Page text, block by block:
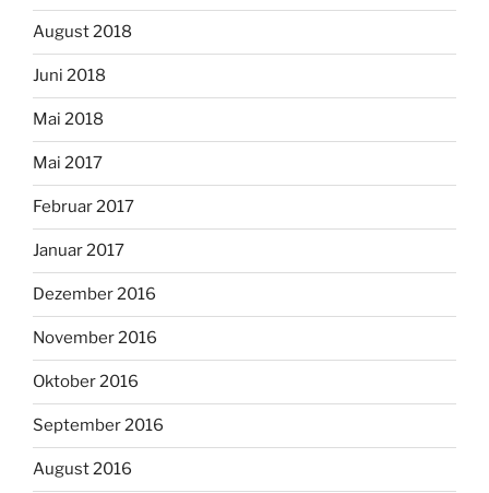
August 2018
Juni 2018
Mai 2018
Mai 2017
Februar 2017
Januar 2017
Dezember 2016
November 2016
Oktober 2016
September 2016
August 2016